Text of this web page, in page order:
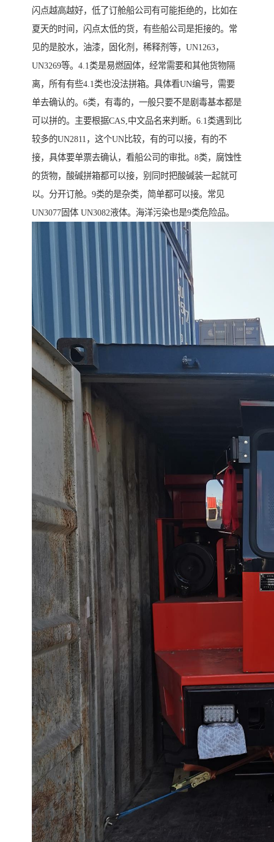
闪点越高越好，低了订舱船公司有可能拒绝的，比如在
夏天的时间，闪点太低的货，有些船公司是拒接的。常
见的是胶水，油漆，固化剂，稀释剂等，UN1263，
UN3269等。4.1类是易燃固体，经常需要和其他货物隔
离，所有有些4.1类也没法拼箱。具体看UN编号，需要
单去确认的。6类，有毒的，一般只要不是剧毒基本都是
可以拼的。主要根据CAS,中文品名来判断。6.1类遇到比
较多的UN2811，这个UN比较，有的可以接，有的不
接，具体要单票去确认，看船公司的审批。8类，腐蚀性
的货物，酸碱拼箱都可以接，别同时把酸碱装一起就可
以。分开订舱。9类的是杂类，简单都可以接。常见
UN3077固体 UN3082液体。海洋污染也是9类危险品。